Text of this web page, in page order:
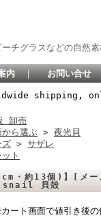
チグラスなどの自然
内 ｜ お問い合せ
shipping,
卸売
から選ぶ > 夜光貝
ズ > サザレ
ト
・約13個)】[メ
貝殻
ート画面で値引き後の